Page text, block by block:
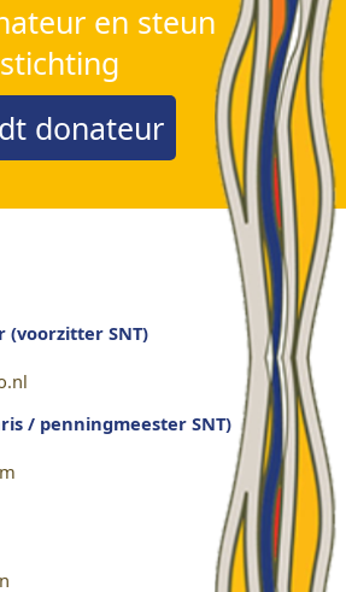
en steun
donateur
(voorzitter SNT)
/ penningmeester SNT)